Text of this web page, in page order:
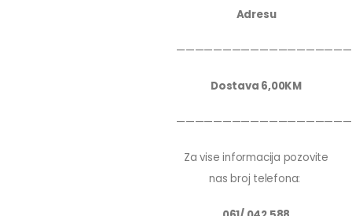
Adresu
———————————————————
Dostava 6,00KM
———————————————————
Za vise informacija pozovite
nas broj telefona: